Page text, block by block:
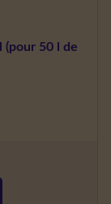
(pour 50 l de